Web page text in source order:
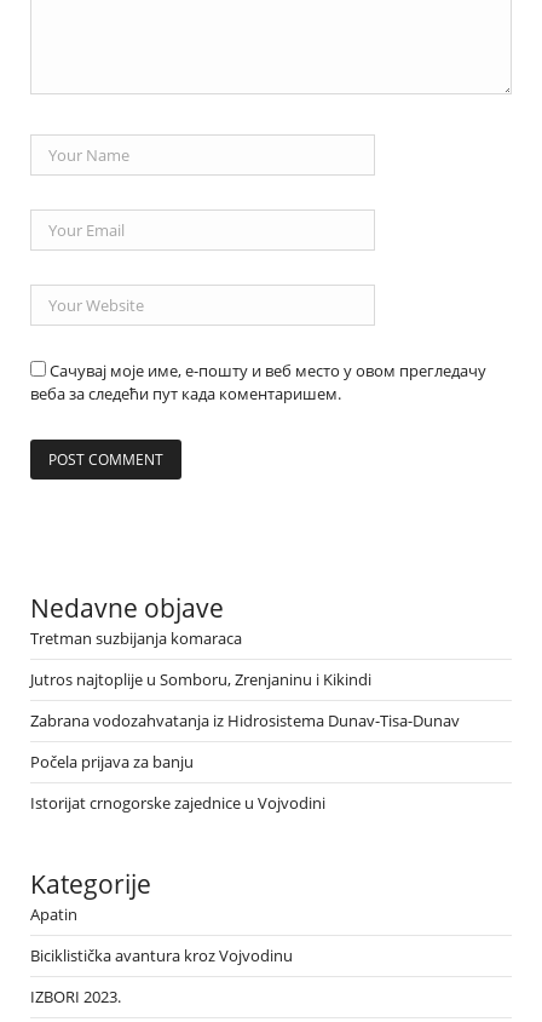
Сачувај моје име, е-пошту и веб место у овом прегледачу
веба за следећи пут када коментаришем.
Nedavne objave
Tretman suzbijanja komaraca
Jutros najtoplije u Somboru, Zrenjaninu i Kikindi
Zabrana vodozahvatanja iz Hidrosistema Dunav-Tisa-Dunav
Počela prijava za banju
Istorijat crnogorske zajednice u Vojvodini
Kategorije
Apatin
Biciklistička avantura kroz Vojvodinu
IZBORI 2023.